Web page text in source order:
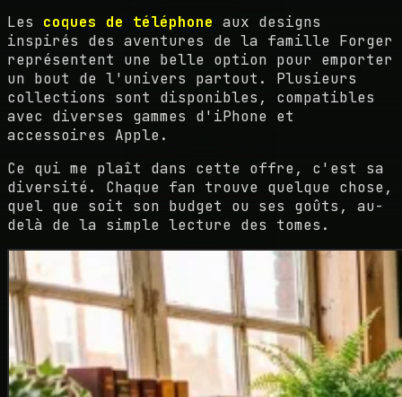
Les coques de téléphone aux designs
inspirés des aventures de la famille Forger
représentent une belle option pour emporter
un bout de l'univers partout. Plusieurs
collections sont disponibles, compatibles
avec diverses gammes d'iPhone et
accessoires Apple.
Ce qui me plaît dans cette offre, c'est sa
diversité. Chaque fan trouve quelque chose,
quel que soit son budget ou ses goûts, au-
delà de la simple lecture des tomes.